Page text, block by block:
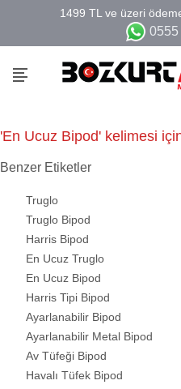
0555
'En Ucuz Bipod' kelimesi
Benzer Etiketler
Truglo
Truglo Bipod
Harris Bipod
En Ucuz Truglo
En Ucuz Bipod
Harris Tipi Bipod
Ayarlanabilir Bipod
Ayarlanabilir Metal Bipod
Av Tüfeği Bipod
Havalı Tüfek Bipod